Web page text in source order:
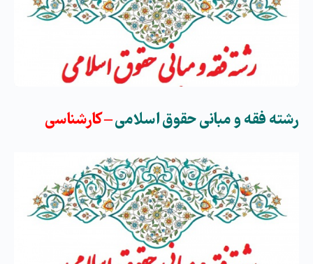
پروفایل من
رشته فقه و مبانی حقوق اسلامی– کارشناسی